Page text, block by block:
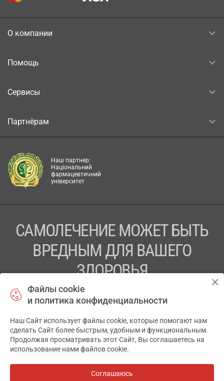
О компании
Помощь
Сервисы
Партнёрам
Наш партнер:
Національний
фармацевтичний
університет
САМОЛЕЧЕНИЕ МОЖЕТ БЫТЬ
ВРЕДНЫМ ДЛЯ ВАШЕГО
ЗДОРОВЬЯ
ПЕРЕД ПРИМЕНЕНИЕМ ПРЕПАРАТА
ПРОКОНСУЛЬТИРУЙТЕСЬ С ВРАЧОМ
ТОВ «АПТЕКА 911.ЮА» Код ЄДРПОУ 43631965.
Отказ от ответственности
АПТЕКА911.ЮА
Файлы cookie
и политика конфиденциальности
Наш Сайт использует файлы cookie, которые помогают нам
сделать Сайт более быстрым, удобным и функциональным.
Продолжая просматривать этот Сайт, Вы соглашаетесь на
использование нами файлов cookie.
Соглашаюсь
✕